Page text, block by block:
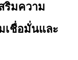
ริมความ
เชื่อมั่นและ